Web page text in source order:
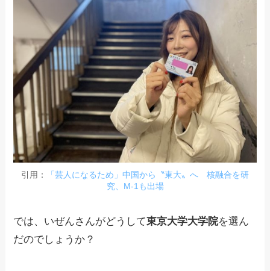
引用：
「芸人になるため」中国から〝東大〟へ 核融合を研
究、M-1も出場
では、いぜんさんがどうして東京大学大学院を選ん
だのでしょうか？